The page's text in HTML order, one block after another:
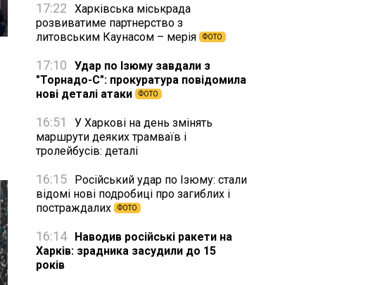
17:22
Харківська міськрада
розвиватиме партнерство з
литовським Каунасом – мерія
ФОТО
17:10
Удар по Ізюму завдали з
"Торнадо-С": прокуратура повідомила
нові деталі атаки
ФОТО
16:51
У Харкові на день змінять
маршрути деяких трамваїв і
тролейбусів: деталі
16:15
Російський удар по Ізюму: стали
відомі нові подробиці про загиблих і
постраждалих
ФОТО
16:14
Наводив російські ракети на
Харків: зрадника засудили до 15
років